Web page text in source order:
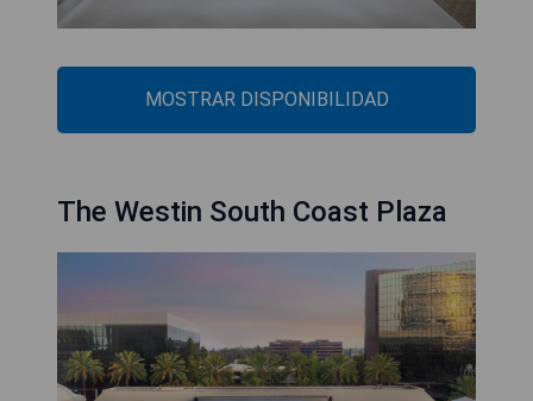
MOSTRAR DISPONIBILIDAD
The Westin South Coast Plaza